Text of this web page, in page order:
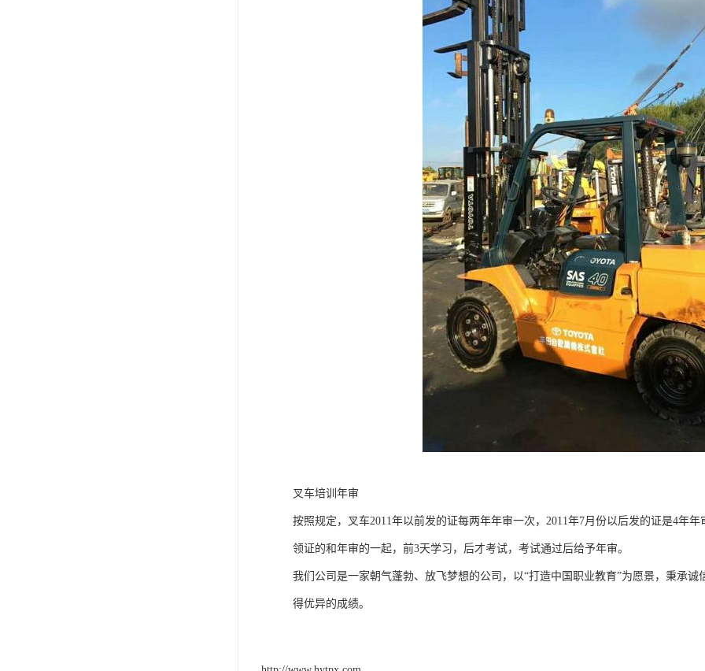
叉车培训年审
按照规定，叉车2011年以前发的证每两年年审一次，2011年7月份以后发的证是4年
领证的和年审的一起，前3天学习，后才考试，考试通过后给予年审。
我们公司是一家朝气蓬勃、放飞梦想的公司，以“打造中国职业教育”为愿景，秉承
得优异的成绩。